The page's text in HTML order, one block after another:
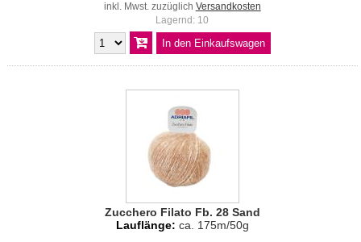
inkl. Mwst. zuzüglich Versandkosten
Lagernd: 10
Zucchero Filato Fb. 28 Sand
Lauflänge: ca. 175m/50g